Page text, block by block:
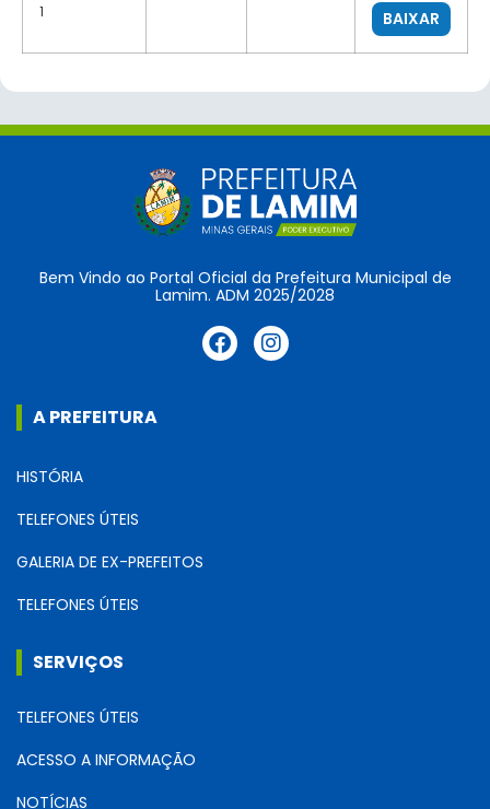
1 BAIXAR
Bem Vindo ao Portal Oficial da Prefeitura Municipal de
Lamim. ADM 2025/2028
A PREFEITURA
HISTÓRIA
TELEFONES ÚTEIS
GALERIA DE EX-PREFEITOS
TELEFONES ÚTEIS
SERVIÇOS
TELEFONES ÚTEIS
ACESSO A INFORMAÇÃO
NOTÍCIAS